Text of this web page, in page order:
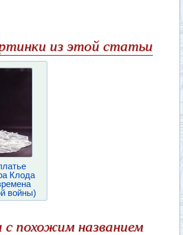
из этой статьи
Клода
войны)
похожим названием